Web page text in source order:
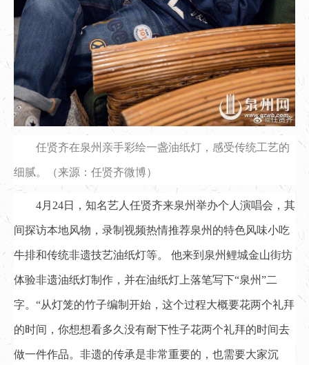
任贤齐在泉州亲手彩绘一盏油纸灯，感受传统工艺的
细腻。（来源：任贤齐微博）
4月24日，知名艺人任贤齐来泉州举办个人演唱会，其
间探访本地风物，录制视频热情推荐泉州的特色风味小吃
牛排和传统非遗技艺油纸灯等。 他来到泉州鲤城金山街坊
体验非遗油纸灯制作，并在油纸灯上落笔写下“泉州”二
字。“从灯笼的竹子编制开始，这个过程大概要花两个礼拜
的时间，你想想看多久没有耐下性子花两个礼拜的时间去
做一件作品。非遗的传承是非常重要的，也需要大家沉